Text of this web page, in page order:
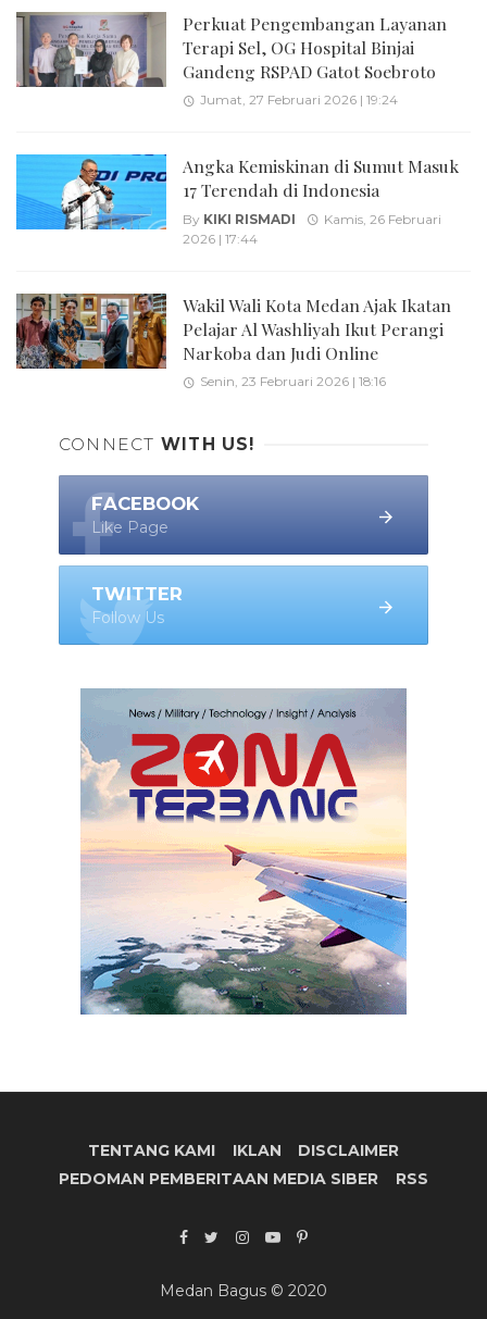
Perkuat Pengembangan Layanan
Terapi Sel, OG Hospital Binjai
Gandeng RSPAD Gatot Soebroto
Jumat, 27 Februari 2026 | 19:24
Angka Kemiskinan di Sumut Masuk
17 Terendah di Indonesia
By KIKI RISMADI
Kamis, 26 Februari
2026 | 17:44
Wakil Wali Kota Medan Ajak Ikatan
Pelajar Al Washliyah Ikut Perangi
Narkoba dan Judi Online
Senin, 23 Februari 2026 | 18:16
CONNECT WITH US!
FACEBOOK
Like Page
TWITTER
Follow Us
TENTANG KAMI IKLAN
DISCLAIMER
PEDOMAN PEMBERITAAN MEDIA SIBER
RSS
Medan Bagus © 2020